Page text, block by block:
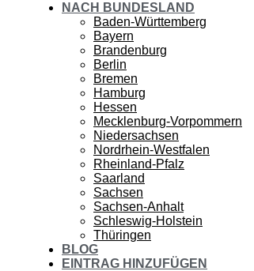
NACH BUNDESLAND
Baden-Württemberg
Bayern
Brandenburg
Berlin
Bremen
Hamburg
Hessen
Mecklenburg-Vorpommern
Niedersachsen
Nordrhein-Westfalen
Rheinland-Pfalz
Saarland
Sachsen
Sachsen-Anhalt
Schleswig-Holstein
Thüringen
BLOG
EINTRAG HINZUFÜGEN